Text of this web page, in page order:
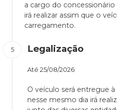
a cargo do
irá realizar assim que o
carregamento.
Legalização
Até 25/08/2026
O veículo será entregue
nesse mesmo dia irá